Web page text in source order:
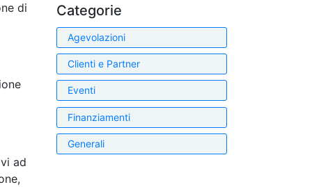
di
ad
Categorie
Agevolazioni
Clienti e Partner
Eventi
Finanziamenti
Generali